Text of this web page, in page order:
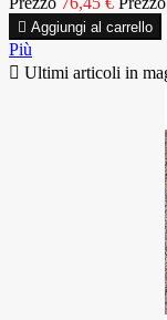
 Aggiungi al carrello
Più
 Ultimi articoli in